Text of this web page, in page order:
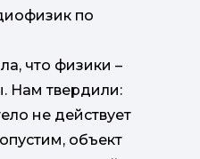
по
что физики –
Нам твердили:
не действует
объект